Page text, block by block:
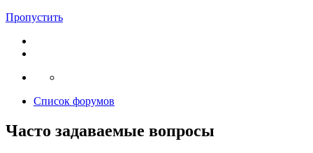
Пропустить
Список форумов
Часто задаваемые вопросы